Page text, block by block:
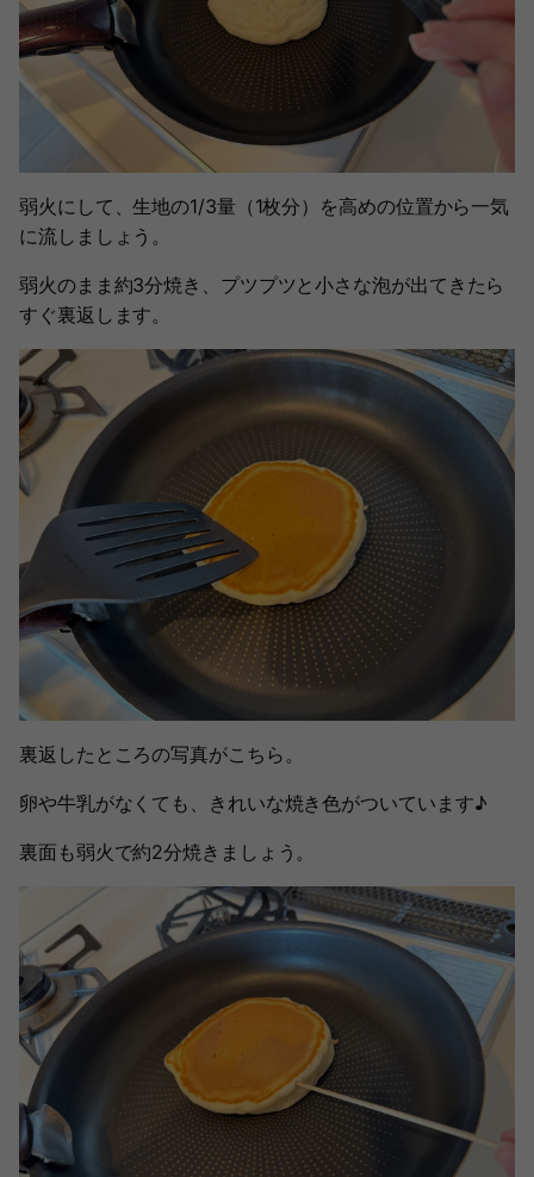
弱火にして、生地の1/3量（1枚分）を高めの位置から一気
に流しましょう。
弱火のまま約3分焼き、プツプツと小さな泡が出てきたら
すぐ裏返します。
裏返したところの写真がこちら。
卵や牛乳がなくても、きれいな焼き色がついています♪
裏面も弱火で約2分焼きましょう。